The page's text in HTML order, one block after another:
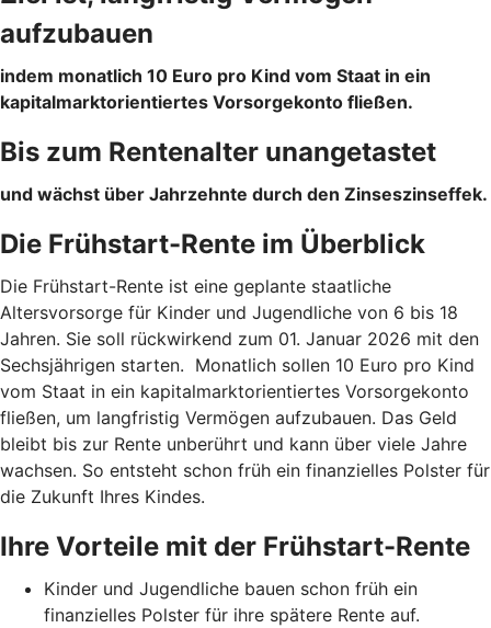
aufzubauen
indem monatlich 10 Euro pro Kind vom Staat in ein
kapitalmarktorientiertes Vorsorgekonto fließen.
Bis zum Rentenalter unangetastet
und wächst über Jahrzehnte durch den Zinseszinseffek.
Die Frühstart-Rente im Überblick
Die Frühstart-Rente ist eine geplante staatliche
Altersvorsorge für Kinder und Jugendliche von 6 bis 18
Jahren. Sie soll rückwirkend zum 01. Januar 2026 mit den
Sechsjährigen starten. Monatlich sollen 10 Euro pro Kind
vom Staat in ein kapitalmarktorientiertes Vorsorgekonto
fließen, um langfristig Vermögen aufzubauen. Das Geld
bleibt bis zur Rente unberührt und kann über viele Jahre
wachsen. So entsteht schon früh ein finanzielles Polster für
die Zukunft Ihres Kindes.
Ihre Vorteile mit der Frühstart-Rente
Kinder und Jugendliche bauen schon früh ein
finanzielles Polster für ihre spätere Rente auf.